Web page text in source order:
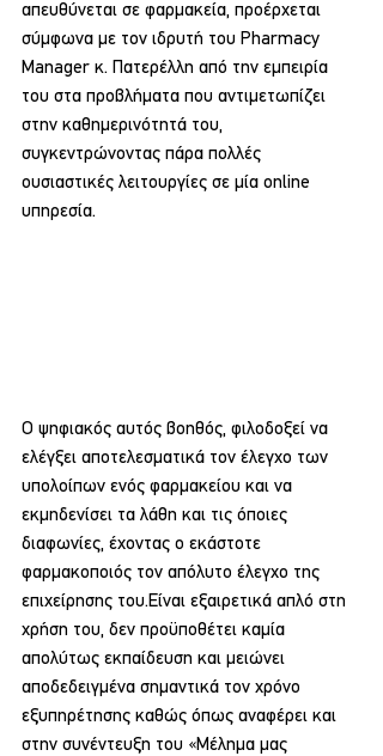
απευθύνεται σε φαρμακεία, προέρχεται
σύμφωνα με τον ιδρυτή του Pharmacy
Manager κ. Πατερέλλη από την εμπειρία
του στα προβλήματα που αντιμετωπίζει
στην καθημερινότητά του,
συγκεντρώνοντας πάρα πολλές
ουσιαστικές λειτουργίες σε μία online
υπηρεσία.
Ο ψηφιακός αυτός βοηθός, φιλοδοξεί να
ελέγξει αποτελεσματικά τον έλεγχο των
υπολοίπων ενός φαρμακείου και να
εκμηδενίσει τα λάθη και τις όποιες
διαφωνίες, έχοντας ο εκάστοτε
φαρμακοποιός τον απόλυτο έλεγχο της
επιχείρησης του.Είναι εξαιρετικά απλό στη
χρήση του, δεν προϋποθέτει καμία
απολύτως εκπαίδευση και μειώνει
αποδεδειγμένα σημαντικά τον χρόνο
εξυπηρέτησης καθώς όπως αναφέρει και
στην συνέντευξη του «Μέλημα μας